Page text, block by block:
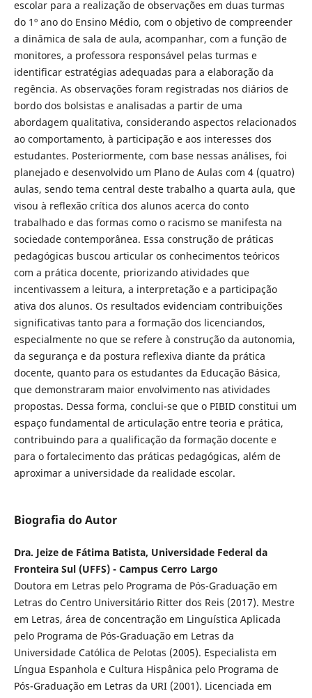
escolar para a realização de observações em duas turmas
do 1º ano do Ensino Médio, com o objetivo de compreender
a dinâmica de sala de aula, acompanhar, com a função de
monitores, a professora responsável pelas turmas e
identificar estratégias adequadas para a elaboração da
regência. As observações foram registradas nos diários de
bordo dos bolsistas e analisadas a partir de uma
abordagem qualitativa, considerando aspectos relacionados
ao comportamento, à participação e aos interesses dos
estudantes. Posteriormente, com base nessas análises, foi
planejado e desenvolvido um Plano de Aulas com 4 (quatro)
aulas, sendo tema central deste trabalho a quarta aula, que
visou à reflexão crítica dos alunos acerca do conto
trabalhado e das formas como o racismo se manifesta na
sociedade contemporânea. Essa construção de práticas
pedagógicas buscou articular os conhecimentos teóricos
com a prática docente, priorizando atividades que
incentivassem a leitura, a interpretação e a participação
ativa dos alunos. Os resultados evidenciam contribuições
significativas tanto para a formação dos licenciandos,
especialmente no que se refere à construção da autonomia,
da segurança e da postura reflexiva diante da prática
docente, quanto para os estudantes da Educação Básica,
que demonstraram maior envolvimento nas atividades
propostas. Dessa forma, conclui-se que o PIBID constitui um
espaço fundamental de articulação entre teoria e prática,
contribuindo para a qualificação da formação docente e
para o fortalecimento das práticas pedagógicas, além de
aproximar a universidade da realidade escolar.
Biografia do Autor
Dra. Jeize de Fátima Batista, Universidade Federal da
Fronteira Sul (UFFS) - Campus Cerro Largo
Doutora em Letras pelo Programa de Pós-Graduação em
Letras do Centro Universitário Ritter dos Reis (2017). Mestre
em Letras, área de concentração em Linguística Aplicada
pelo Programa de Pós-Graduação em Letras da
Universidade Católica de Pelotas (2005). Especialista em
Língua Espanhola e Cultura Hispânica pelo Programa de
Pós-Graduação em Letras da URI (2001). Licenciada em